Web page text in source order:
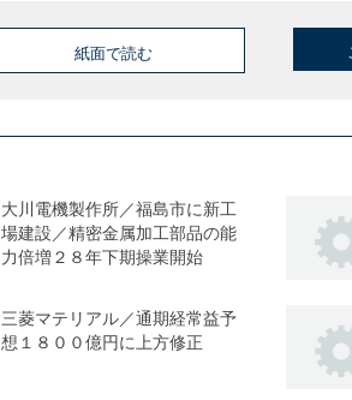
紙面で読む
大川電機製作所／福島市に新工
場建設／精密金属加工部品の能
力倍増２８年下期操業開始
三菱マテリアル／通期経常益予
想１８００億円に上方修正